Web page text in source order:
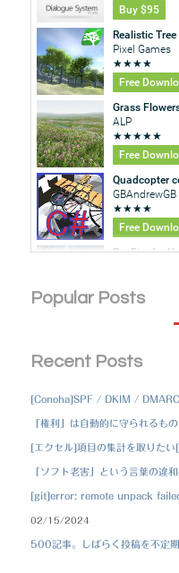
Popular Posts
Recent Posts
[Conoha]SPF / DKIM / DMARC
「権利」は自動的に守られるも
[エクセル]項目の集計を取りた
「ソフト老害」という言葉の違
[git]error: remote unpack
02/15/2024
500記事。しばらく投稿を不定